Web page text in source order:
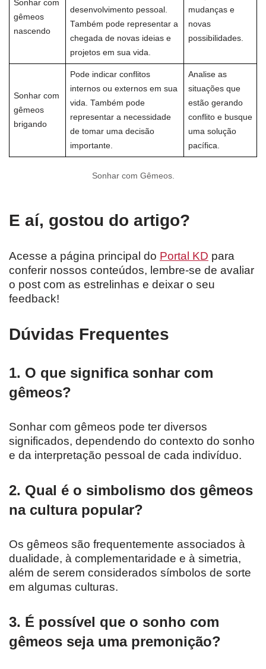
Sonhar com
gêmeos
nascendo
desenvolvimento pessoal.
Também pode representar a
chegada de novas ideias e
projetos em sua vida.
mudanças e
novas
possibilidades.
Sonhar com
gêmeos
brigando
Pode indicar conflitos
internos ou externos em sua
vida. Também pode
representar a necessidade
de tomar uma decisão
importante.
Analise as
situações que
estão gerando
conflito e busque
uma solução
pacífica.
Sonhar com Gêmeos.
E aí, gostou do artigo?
Acesse a página principal do Portal KD para
conferir nossos conteúdos, lembre-se de avaliar
o post com as estrelinhas e deixar o seu
feedback!
Dúvidas Frequentes
1. O que significa sonhar com
gêmeos?
Sonhar com gêmeos pode ter diversos
significados, dependendo do contexto do sonho
e da interpretação pessoal de cada indivíduo.
2. Qual é o simbolismo dos gêmeos
na cultura popular?
Os gêmeos são frequentemente associados à
dualidade, à complementaridade e à simetria,
além de serem considerados símbolos de sorte
em algumas culturas.
3. É possível que o sonho com
gêmeos seja uma premonição?